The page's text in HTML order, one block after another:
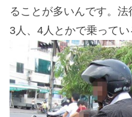
ることが多いんです。法
3人、4人とかで乗ってい